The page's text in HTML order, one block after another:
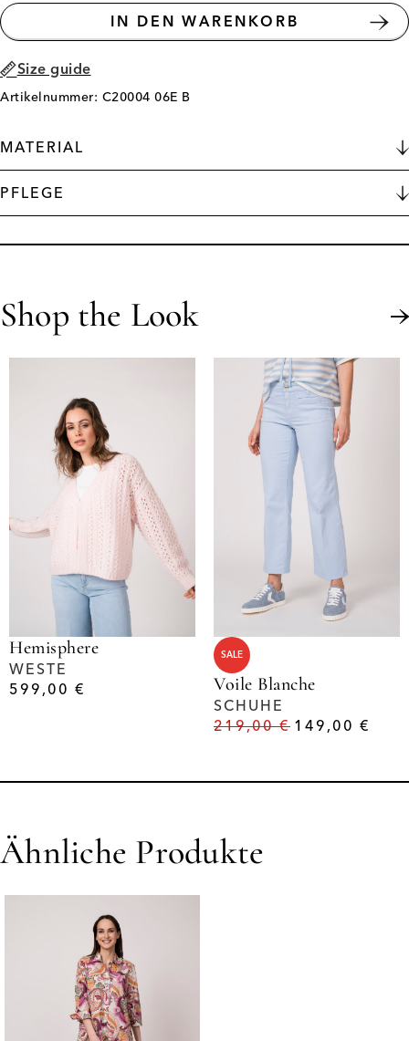
IN DEN WARENKORB
Size guide
Artikelnummer: C20004 06E B
MATERIAL
PFLEGE
Shop the Look
Hemisphere
WESTE
599,00 €
SALE
Voile Blanche
SCHUHE
219,00€ 149,00€
Ähnliche Produkte